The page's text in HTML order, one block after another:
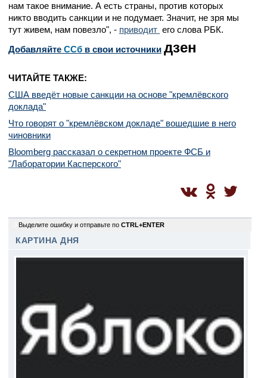
нам такое внимание. А есть страны, против которых
никто вводить санкции и не подумает. Значит, не зря мы
тут живем, нам повезло", - приводит его слова РБК.
Добавляйте CСб в свои источники дзен
ЧИТАЙТЕ ТАКЖЕ:
США введёт новые санкции на основе "кремлёвского
доклада"
Что говорят о "кремлёвском докладе" вошедшие в него
чиновники
Bloomberg рассказал о секретном проекте ФСБ и
"Лаборатории Касперского"
Выделите ошибку и отправьте по CTRL+ENTER
КАРТИНА ДНЯ